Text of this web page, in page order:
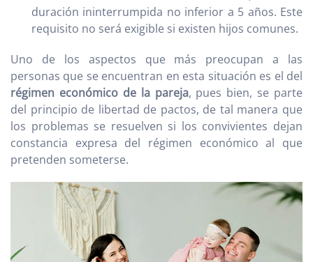
duración ininterrumpida no inferior a 5 años. Este
requisito no será exigible si existen hijos comunes.
Uno de los aspectos que más preocupan a las
personas que se encuentran en esta situación es el del
régimen económico de la pareja, pues bien, se parte
del principio de libertad de pactos, de tal manera que
los problemas se resuelven si los convivientes dejan
constancia expresa del régimen económico al que
pretenden someterse.